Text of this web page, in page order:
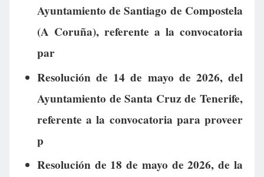
Ayuntamiento de Santiago de Compostela
(A Coruña), referente a la convocatoria
par
Resolución de 14 de mayo de 2026, del
Ayuntamiento de Santa Cruz de Tenerife,
referente a la convocatoria para proveer
p
Resolución de 18 de mayo de 2026, de la